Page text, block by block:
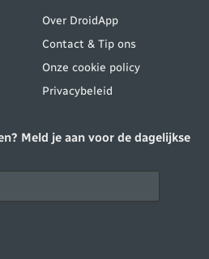
Over DroidApp
Contact & Tip ons
Onze cookie policy
Privacybeleid
Meld je aan voor de dagelijkse